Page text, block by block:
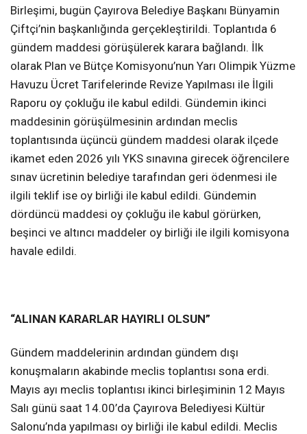
Birleşimi, bugün Çayırova Belediye Başkanı Bünyamin
Çiftçi’nin başkanlığında gerçekleştirildi. Toplantıda 6
gündem maddesi görüşülerek karara bağlandı. İlk
olarak Plan ve Bütçe Komisyonu’nun Yarı Olimpik Yüzme
Havuzu Ücret Tarifelerinde Revize Yapılması ile İlgili
Raporu oy çokluğu ile kabul edildi. Gündemin ikinci
maddesinin görüşülmesinin ardından meclis
toplantısında üçüncü gündem maddesi olarak ilçede
ikamet eden 2026 yılı YKS sınavına girecek öğrencilere
sınav ücretinin belediye tarafından geri ödenmesi ile
ilgili teklif ise oy birliği ile kabul edildi. Gündemin
dördüncü maddesi oy çokluğu ile kabul görürken,
beşinci ve altıncı maddeler oy birliği ile ilgili komisyona
havale edildi.
“ALINAN KARARLAR HAYIRLI OLSUN”
Gündem maddelerinin ardından gündem dışı
konuşmaların akabinde meclis toplantısı sona erdi.
Mayıs ayı meclis toplantısı ikinci birleşiminin 12 Mayıs
Salı günü saat 14.00’da Çayırova Belediyesi Kültür
Salonu’nda yapılması oy birliği ile kabul edildi. Meclis